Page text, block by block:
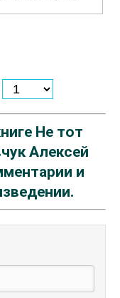
Не тот
Алексей
и